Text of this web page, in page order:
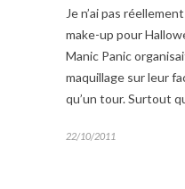
Je n’ai pas
make-up pour
Manic Panic
maquillage sur leur
qu’un tour. Surtout
22/10/2011